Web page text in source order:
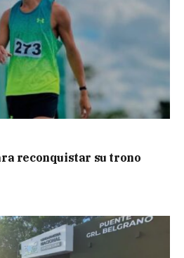
reconquistar su trono